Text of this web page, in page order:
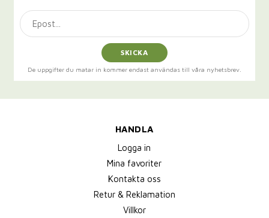
SKICKA
De uppgifter du matar in kommer endast användas till våra nyhetsbrev.
HANDLA
Logga in
Mina favoriter
Kontakta oss
Retur & Reklamation
Villkor